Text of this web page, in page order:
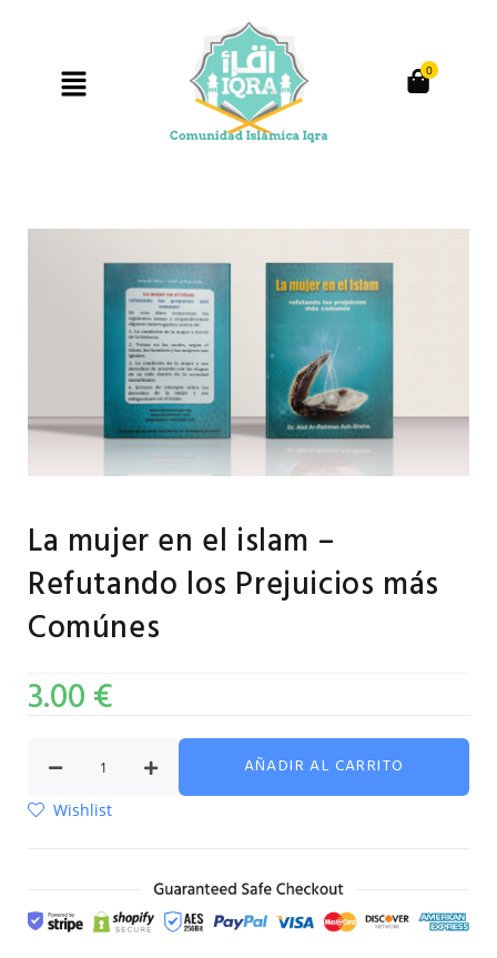
0
La mujer en el islam –
Refutando los Prejuicios más
Comúnes
3.00€
AÑADIR AL CARRITO
Wishlist